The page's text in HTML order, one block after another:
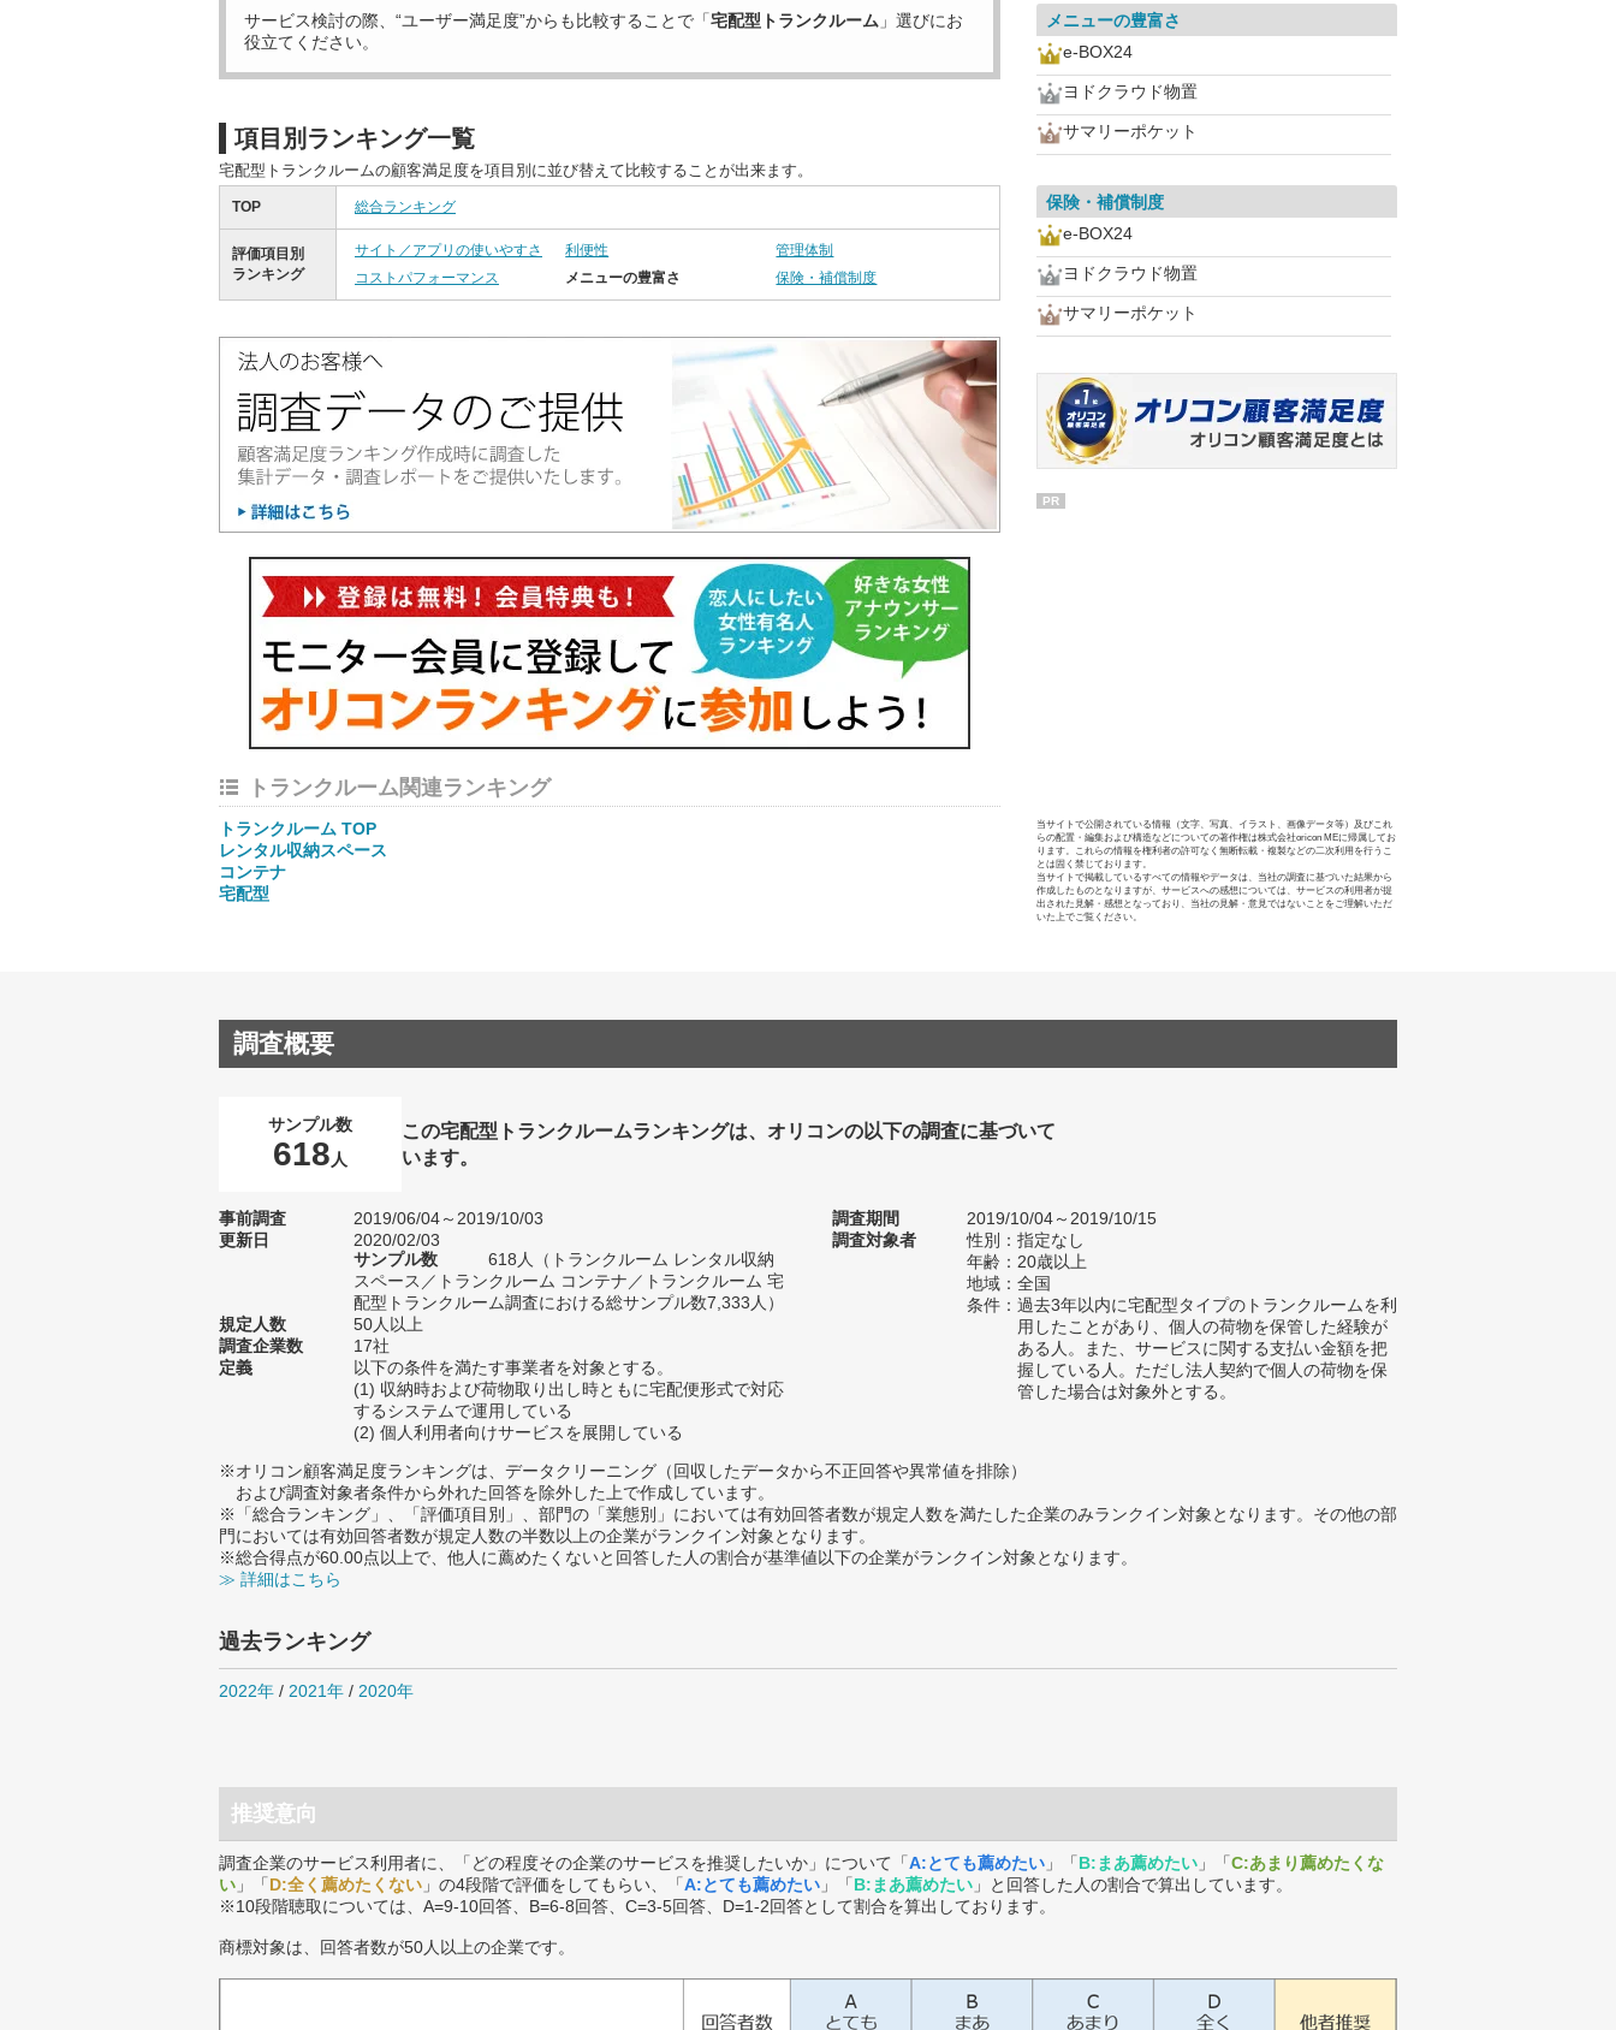
サービス検討の際、“ユーザー満足度”からも比較することで「宅配型トランクルーム 」選びにお
役立てください。
項目別ランキング一覧
宅配型トランクルームの顧客満足度を項目別に並び替えて比較することが出来ます。
TOP 総合ランキング
評価項目別
ランキング
サイト／アプリの使いやすさ 利便性
管理体制
コストパフォーマンス
メニューの豊富さ 保険・補償制度
トランクルーム関連ランキング
トランクルーム TOP
レンタル収納スペース
コンテナ
宅配型
メニューの豊富さ
e-BOX24
ヨドクラウド物置
サマリーポケット
保険・補償制度
e-BOX24
ヨドクラウド物置
サマリーポケット
PR
当サイトで公開されている情報（文字、写真、イラスト、画像データ等）及びこれ
らの配置・編集および構造などについての著作権は株式会社oricon MEに帰属してお
ります。これらの情報を権利者の許可なく無断転載・複製などの二次利用を行うこ
とは固く禁じております。
当サイトで掲載しているすべての情報やデータは、当社の調査に基づいた結果から
作成したものとなりますが、サービスへの感想については、サービスの利用者が提
出された見解・感想となっており、当社の見解・意見ではないことをご理解いただ
いた上でご覧ください。
調査概要
サンプル数
618 人
この宅配型トランクルームランキングは、オリコンの以下の調査に基づいて
います。
事前調査
2019/06/04～2019/10/03
更新日
2020/02/03
サンプル数
618人（トランクルーム レンタル収納
スペース／トランクルーム コンテナ／トランクルーム 宅
配型トランクルーム調査における総サンプル数7,333人）
規定人数
50人以上
調査企業数
17社
定義
以下の条件を満たす事業者を対象とする。
(1) 収納時および荷物取り出し時ともに宅配便形式で対応
するシステムで運用している
(2) 個人利用者向けサービスを展開している
調査期間
2019/10/04～2019/10/15
調査対象者
性別：指定なし
年齢：20歳以上
地域：全国
条件：過去3年以内に宅配型タイプのトランクルームを利
用したことがあり、個人の荷物を保管した経験が
ある人。また、サービスに関する支払い金額を把
握している人。ただし法人契約で個人の荷物を保
管した場合は対象外とする。
※オリコン顧客満足度ランキングは、データクリーニング（回収したデータから不正回答や異常値を排除）
および調査対象者条件から外れた回答を除外した上で作成しています。
※「総合ランキング」、「評価項目別」、部門の「業態別」においては有効回答者数が規定人数を満たした企業のみランクイン対象となります。その他の部
門においては有効回答者数が規定人数の半数以上の企業がランクイン対象となります。
※総合得点が60.00点以上で、他人に薦めたくないと回答した人の割合が基準値以下の企業がランクイン対象となります。
≫ 詳細はこちら
過去ランキング
2022年 / 2021年 / 2020年
推奨意向
調査企業のサービス利用者に、「どの程度その企業のサービスを推奨したいか」について「A:とても薦めたい 」「B:まあ薦めたい 」「C:あまり薦めたくな
い 」「D:全く薦めたくない 」の4段階で評価をしてもらい、「A:とても薦めたい 」「B:まあ薦めたい 」と回答した人の割合で算出しています。
※10段階聴取については、A=9-10回答、B=6-8回答、C=3-5回答、D=1-2回答として割合を算出しております。
商標対象は、回答者数が50人以上の企業です。